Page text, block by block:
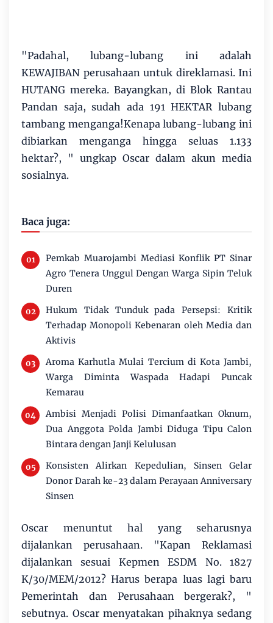
"Padahal, lubang-lubang ini adalah
KEWAJIBAN perusahaan untuk direklamasi. Ini
HUTANG mereka. Bayangkan, di Blok Rantau
Pandan saja, sudah ada 191 HEKTAR lubang
tambang menganga!Kenapa lubang-lubang ini
dibiarkan menganga hingga seluas 1.133
hektar?, " ungkap Oscar dalam akun media
sosialnya.
Baca juga:
Pemkab Muarojambi Mediasi Konflik PT Sinar
Agro Tenera Unggul Dengan Warga Sipin Teluk
Duren
Hukum Tidak Tunduk pada Persepsi: Kritik
Terhadap Monopoli Kebenaran oleh Media dan
Aktivis
Aroma Karhutla Mulai Tercium di Kota Jambi,
Warga Diminta Waspada Hadapi Puncak
Kemarau
Ambisi Menjadi Polisi Dimanfaatkan Oknum,
Dua Anggota Polda Jambi Diduga Tipu Calon
Bintara dengan Janji Kelulusan
Konsisten Alirkan Kepedulian, Sinsen Gelar
Donor Darah ke-23 dalam Perayaan Anniversary
Sinsen
Oscar menuntut hal yang seharusnya
dijalankan perusahaan. "Kapan Reklamasi
dijalankan sesuai Kepmen ESDM No. 1827
K/30/MEM/2012? Harus berapa luas lagi baru
Pemerintah dan Perusahaan bergerak?, "
sebutnya. Oscar menyatakan pihaknya sedang